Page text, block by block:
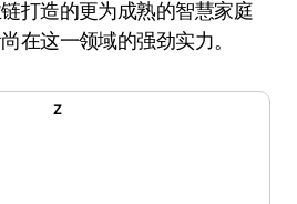
打造的更为成熟的智慧家庭
在这一领域的强劲实力。